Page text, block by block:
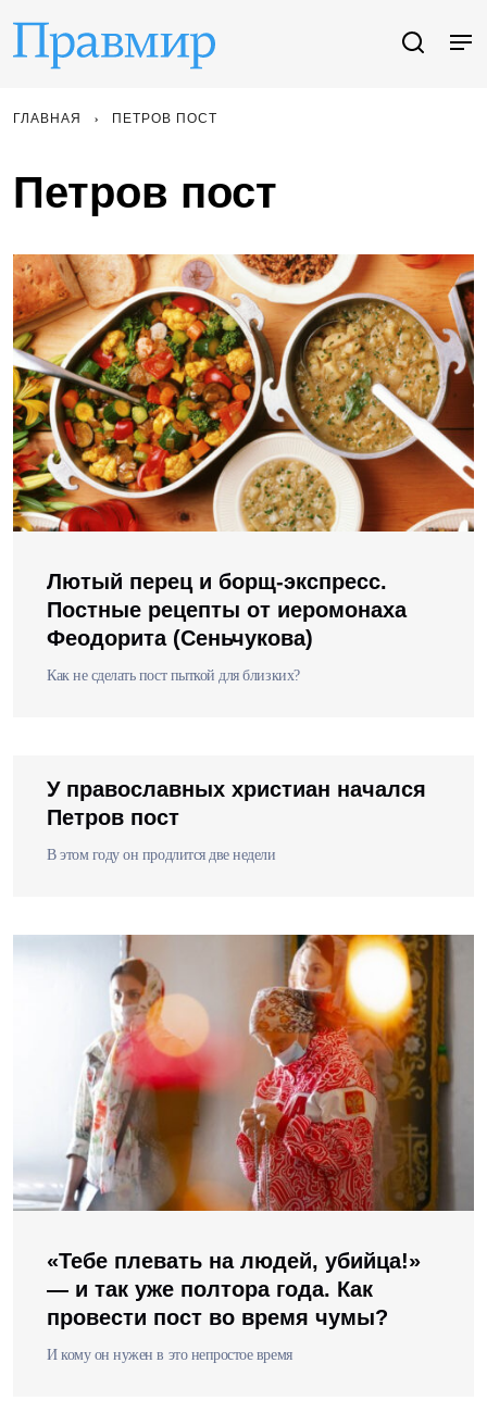
ГЛАВНАЯ ПЕТРОВ ПОСТ
Петров пост
Лютый перец и борщ-экспресс.
Постные рецепты от иеромонаха
Феодорита (Сеньчукова)
Как не сделать пост пыткой для близких?
У православных христиан начался
Петров пост
В этом году он продлится две недели
«Тебе плевать на людей, убийца!»
— и так уже полтора года. Как
провести пост во время чумы?
И кому он нужен в это непростое время